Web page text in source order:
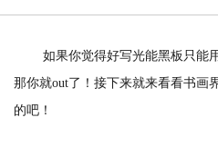
如果你觉得好写光能黑板只能
那你就out了！接下来就来看看书画
的吧！